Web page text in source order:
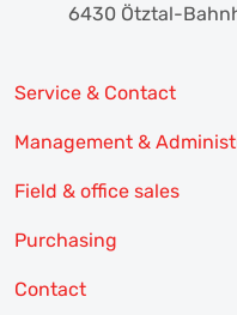
6430 Ötztal-
Service & Contact
Management &
Field & office sales
Purchasing
Contact